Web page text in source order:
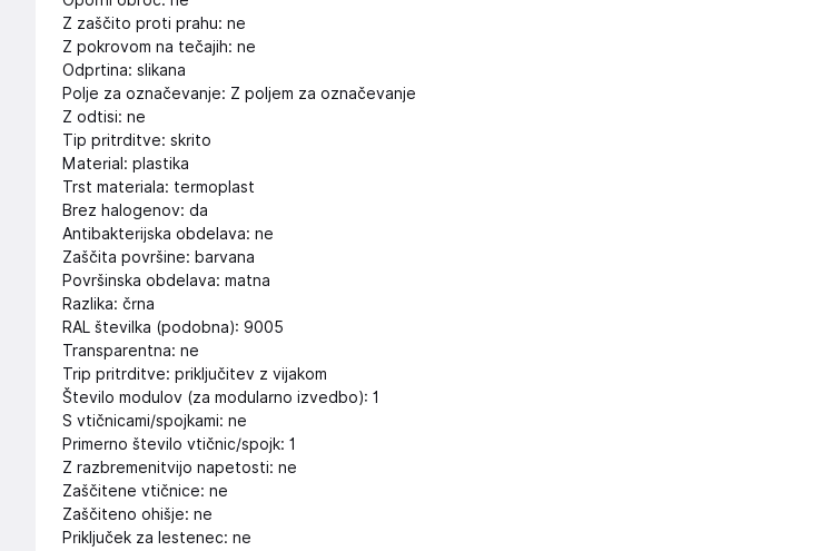
Z zaščito proti prahu: ne
Z pokrovom na tečajih: ne
Odprtina: slikana
Polje za označevanje: Z poljem za označevanje
Z odtisi: ne
Tip pritrditve: skrito
Material: plastika
Trst materiala: termoplast
Brez halogenov: da
Antibakterijska obdelava: ne
Zaščita površine: barvana
Površinska obdelava: matna
Razlika: črna
RAL številka (podobna): 9005
Transparentna: ne
Trip pritrditve: priključitev z vijakom
Število modulov (za modularno izvedbo): 1
S vtičnicami/spojkami: ne
Primerno število vtičnic/spojk: 1
Z razbremenitvijo napetosti: ne
Zaščitene vtičnice: ne
Zaščiteno ohišje: ne
Priključek za lestenec: ne